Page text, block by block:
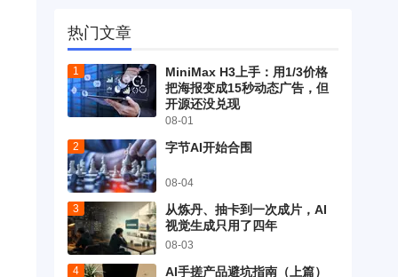
热门文章
MiniMax H3上手：用1/3价格
把海报变成15秒动态广告，但
开源还没兑现
08-01
字节AI开始合围
08-04
从炼丹、抽卡到一次成片，AI
视觉生成只用了四年
08-03
AI手搓产品避坑指南（上篇）